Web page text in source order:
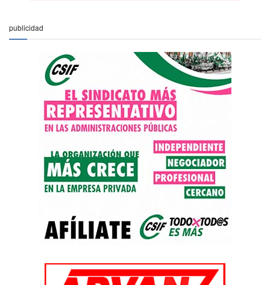
publicidad